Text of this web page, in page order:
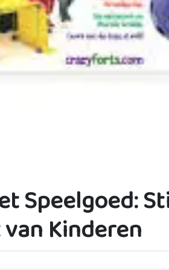
Speelgoed:
Kinderen